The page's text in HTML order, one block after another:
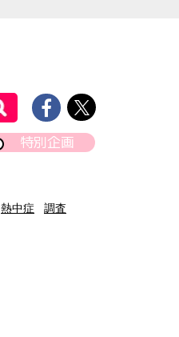
特別企画
熱中症
調査